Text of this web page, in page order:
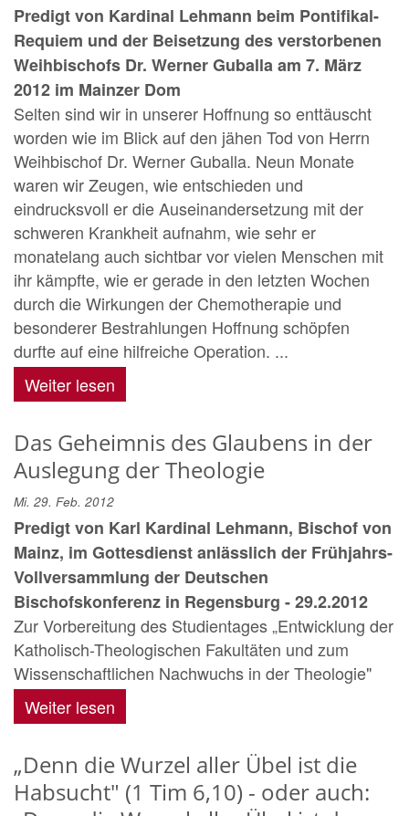
Predigt von Kardinal Lehmann beim Pontifikal-
Requiem und der Beisetzung des verstorbenen
Weihbischofs Dr. Werner Guballa am 7. März
2012 im Mainzer Dom
Selten sind wir in unserer Hoffnung so enttäuscht
worden wie im Blick auf den jähen Tod von Herrn
Weihbischof Dr. Werner Guballa. Neun Monate
waren wir Zeugen, wie entschieden und
eindrucksvoll er die Auseinandersetzung mit der
schweren Krankheit aufnahm, wie sehr er
monatelang auch sichtbar vor vielen Menschen mit
ihr kämpfte, wie er gerade in den letzten Wochen
durch die Wirkungen der Chemotherapie und
besonderer Bestrahlungen Hoffnung schöpfen
durfte auf eine hilfreiche Operation. ...
Weiter lesen
Das Geheimnis des Glaubens in der
Auslegung der Theologie
Mi. 29. Feb. 2012
Predigt von Karl Kardinal Lehmann, Bischof von
Mainz, im Gottesdienst anlässlich der Frühjahrs-
Vollversammlung der Deutschen
Bischofskonferenz in Regensburg - 29.2.2012
Zur Vorbereitung des Studientages „Entwicklung der
Katholisch-Theologischen Fakultäten und zum
Wissenschaftlichen Nachwuchs in der Theologie"
Weiter lesen
„Denn die Wurzel aller Übel ist die
Habsucht" (1 Tim 6,10) - oder auch: